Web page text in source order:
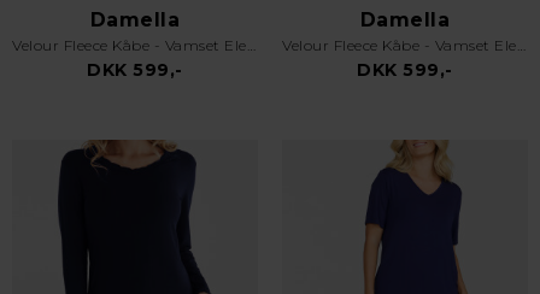
Damella
Velour Fleece Kåbe - Vamset Elegant - Lyslilla
DKK 599,-
Damella
Velour Fleece Kåbe - Vamset Elegant - Blå
DKK 599,-